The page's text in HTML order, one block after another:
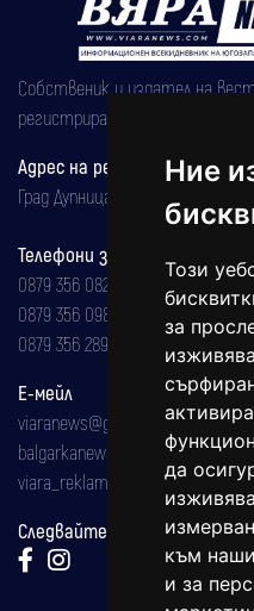
Ние
Този
за
да
към
и за
Собственик и издател на
регистрирана на 08.05.2002
Адрес на редакцията
Град Дупница, ул.''Христо Ботев"
Телефони за реклама и
0879 356 082
0879 356 098
0879 356 289
Е-мейл
viaranews@gmail.com
balgarkanews@gmail.com
viara_reklama@mail.bg
Следвайте ни: